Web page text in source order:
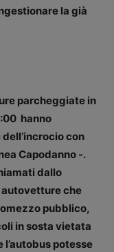
la già
parcheggiate in
hanno
con
Capodanno -.
dallo
che
pubblico,
in sosta vietata
potesse